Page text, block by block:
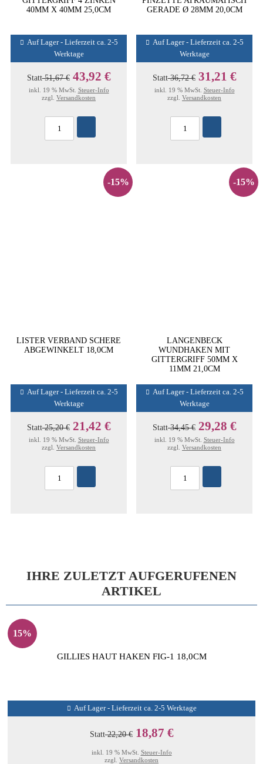
40MM X 40MM 25,0CM
Auf Lager - Lieferzeit ca. 2-5
Werktage
Statt51,67 € 43,92 €
inkl. 19 % MwSt. Steuer-Info
zzgl. Versandkosten
GERADE Ø 28MM 20,0CM
Auf Lager - Lieferzeit ca. 2-5
Werktage
Statt36,72 € 31,21 €
inkl. 19 % MwSt. Steuer-Info
zzgl. Versandkosten
-15%
LISTER VERBAND SCHERE
ABGEWINKELT 18,0CM
Auf Lager - Lieferzeit ca. 2-5
Werktage
Statt25,20 € 21,42 €
inkl. 19 % MwSt. Steuer-Info
zzgl. Versandkosten
-15%
LANGENBECK
WUNDHAKEN MIT
GITTERGRIFF 50MM X
11MM 21,0CM
Auf Lager - Lieferzeit ca. 2-5
Werktage
Statt34,45 € 29,28 €
inkl. 19 % MwSt. Steuer-Info
zzgl. Versandkosten
IHRE ZULETZT AUFGERUFENEN
ARTIKEL
15%
GILLIES HAUT HAKEN FIG-1 18,0CM
Auf Lager - Lieferzeit ca. 2-5 Werktage
Statt22,20 € 18,87 €
inkl. 19 % MwSt. Steuer-Info
zzgl. Versandkosten